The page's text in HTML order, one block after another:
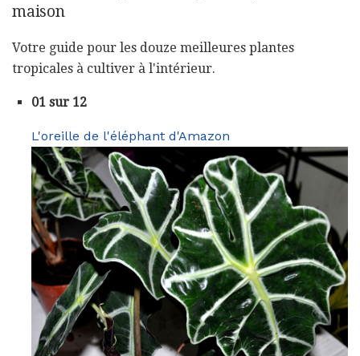
maison
Votre guide pour les douze meilleures plantes
tropicales à cultiver à l'intérieur.
01 sur 12
L'oreille de l'éléphant d'Amazon